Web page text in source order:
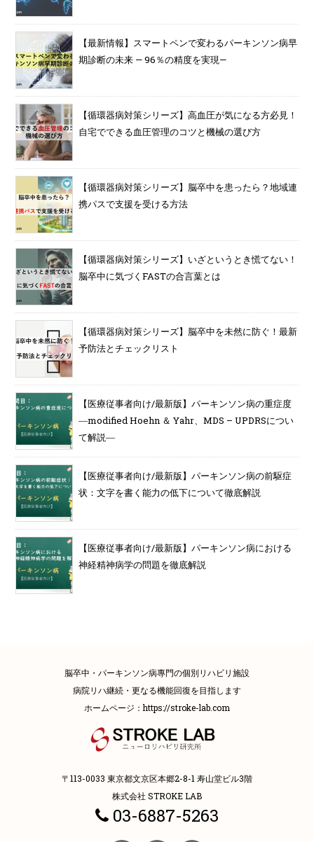
【最新情報】スマートペンで変わるパーキンソン病早
期診断の未来 — 96％の精度を実現—
【循環器病対策シリーズ】高血圧が気になる方必見！
自宅でできる血圧管理のコツと機械の選び方
【循環器病対策シリーズ】脳卒中を患ったら？地域連
携パスで支援を受ける方法
【循環器病対策シリーズ】いざというとき慌てない！
脳卒中に気づくFASTの合言葉とは
【循環器病対策シリーズ】脳卒中を未然に防ぐ！最新
予防法とチェックリスト
【医療従事者向け/最新版】パーキンソン病の重症度
―modified Hoehn ＆ Yahr、MDS – UPDRSについ
て解説―
【医療従事者向け/最新版】パーキンソン病の前駆症
状：文字を書く能力の低下について徹底解説
【医療従事者向け/最新版】パーキンソン病における
神経精神病学の問題を徹底解説
脳卒中・パーキンソン病專門の個別リハビリ施設
病院リハ継続・更なる機能回復を目指します
ホームページ：https://stroke-lab.com
〒113-0033 東京都文京区本郷2-8-1 寿山堂ビル3階
株式会社 STROKE LAB
03-6887-5263